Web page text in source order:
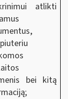
atlikti
bei kitą